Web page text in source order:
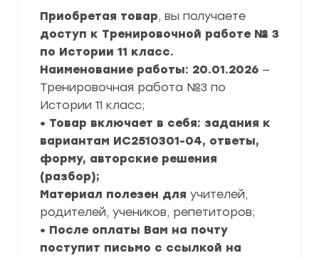
Приобретая товар, вы получаете
доступ к Тренировочной работе № 3
по Истории 11 класс.
Наименование работы: 20.01.2026 —
Тренировочная работа №3 по
Истории 11 класс;
• Товар включает в себя: задания к
вариантам ИС2510301-04, ответы,
форму, авторские решения
(разбор);
Материал полезен для учителей,
родителей, учеников, репетиторов;
• После оплаты Вам на почту
поступит письмо с ссылкой на